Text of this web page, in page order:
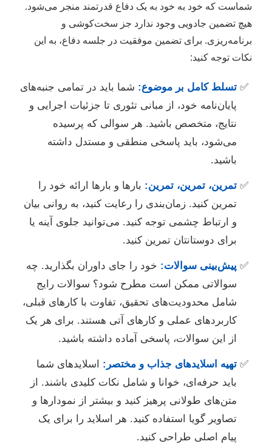
شماست که خود به خود به یک دفاع قدرتمند منجر می‌شود.
هیچ تضمین جادویی وجود ندارد جز سخت‌کوشی و
برنامه‌ریزی. برای تضمین موفقیت در جلسه دفاع، به این
نکات توجه کنید:
تسلط کامل بر موضوع: شما باید در تمامی جنبه‌های
پایان‌نامه خود، از مبانی تئوری تا جزئیات اجرایی و
نتایج، متخصص باشید. هر سوالی که پرسیده
می‌شود، باید پاسخی منطقی و مستدل داشته
باشید.
تمرین، تمرین، تمرین: بارها و بارها ارائه خود را
تمرین کنید. زمان‌بندی را رعایت کنید، به روانی بیان
و ارتباط چشمی توجه کنید. می‌توانید جلوی آینه یا
برای دوستانتان تمرین کنید.
پیش‌بینی سوالات: خود را جای داوران بگذارید. چه
سوالاتی ممکن است مطرح شود؟ سوالات رایج
شامل محدودیت‌های تحقیق، تفاوت با کارهای قبلی،
کاربردهای عملی و کارهای آتی هستند. برای هر یک
از این سوالات، پاسخی آماده داشته باشید.
تهیه اسلایدهای جذاب و مختصر: اسلایدهای شما
باید حرفه‌ای، خوانا و شامل نکات کلیدی باشند. از
متن‌های طولانی پرهیز کنید و بیشتر از نمودارها و
تصاویر گویا استفاده کنید. هر اسلاید را برای یک
پیام اصلی طراحی کنید.